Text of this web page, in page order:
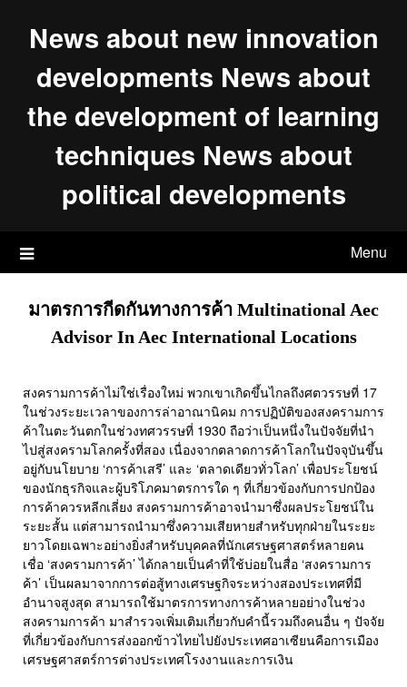
News about new innovation
developments News about
the development of learning
techniques News about
political developments
Menu
มาตรการกีดกันทางการค้า Multinational Aec
Advisor In Aec International Locations
สงครามการค้าไม่ใช่เรื่องใหม่ พวกเขาเกิดขึ้นไกลถึงศตวรรษที่ 17
ในช่วงระยะเวลาของการล่าอาณานิคม การปฏิบัติของสงครามการ
ค้าในตะวันตกในช่วงทศวรรษที่ 1930 ถือว่าเป็นหนึ่งในปัจจัยที่นำ
ไปสู่สงครามโลกครั้งที่สอง เนื่องจากตลาดการค้าโลกในปัจจุบันขึ้น
อยู่กับนโยบาย ‘การค้าเสรี’ และ ‘ตลาดเดียวทั่วโลก’ เพื่อประโยชน์
ของนักธุรกิจและผู้บริโภคมาตรการใด ๆ ที่เกี่ยวข้องกับการปกป้อง
การค้าควรหลีกเลี่ยง สงครามการค้าอาจนำมาซึ่งผลประโยชน์ใน
ระยะสั้น แต่สามารถนำมาซึ่งความเสียหายสำหรับทุกฝ่ายในระยะ
ยาวโดยเฉพาะอย่างยิ่งสำหรับบุคคลที่นักเศรษฐศาสตร์หลายคน
เชื่อ ‘สงครามการค้า’ ได้กลายเป็นคำที่ใช้บ่อยในสื่อ ‘สงครามการ
ค้า’ เป็นผลมาจากการต่อสู้ทางเศรษฐกิจระหว่างสองประเทศที่มี
อำนาจสูงสุด สามารถใช้มาตรการทางการค้าหลายอย่างในช่วง
สงครามการค้า มาสำรวจเพิ่มเติมเกี่ยวกับคำนี้รวมถึงคนอื่น ๆ ปัจจัย
ที่เกี่ยวข้องกับการส่งออกข้าวไทยไปยังประเทศอาเซียนคือการเมือง
เศรษฐศาสตร์การต่างประเทศโรงงานและการเงิน